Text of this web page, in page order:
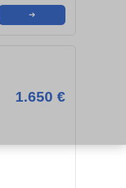
➜
1.650 €